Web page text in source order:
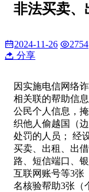
非法买卖、
2024-11-26 2754
分享
因实施电信网络
相关联的帮助信
公民个人信息，
织他人偷越国（
处罚的人员； 经
买卖、出租、出
路、短信端口、
互联网账号等3张
名核验帮助3张（